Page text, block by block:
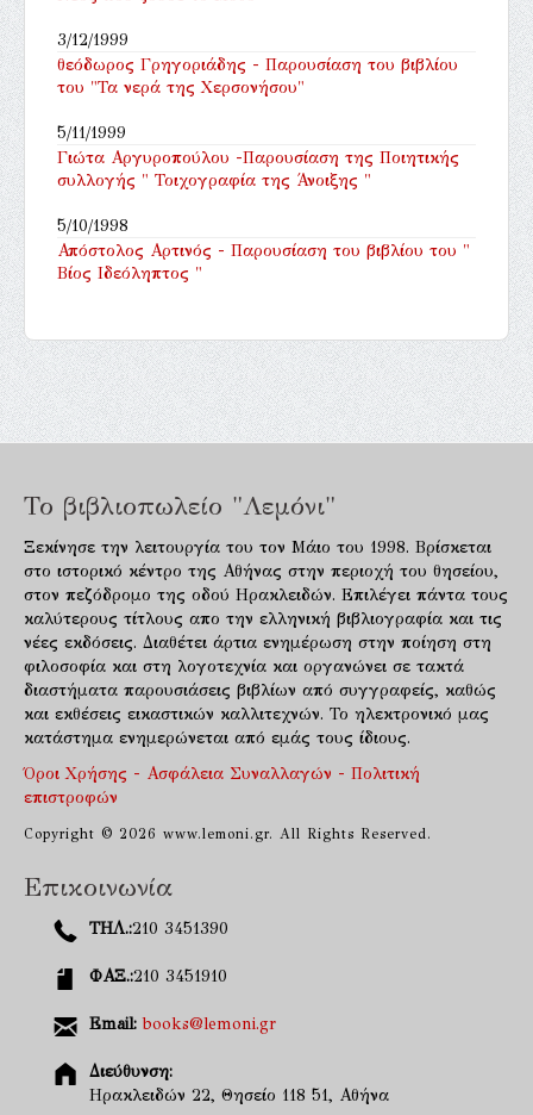
3/12/1999
θεόδωρος Γρηγοριάδης - Παρουσίαση του βιβλίου
του "Τα νερά της Χερσονήσου"
5/11/1999
Γιώτα Αργυροπούλου -Παρουσίαση της Ποιητικής
συλλογής " Τοιχογραφία της Άνοιξης "
5/10/1998
Απόστολος Αρτινός - Παρουσίαση του βιβλίου του "
Βίος Ιδεόληπτος "
Το βιβλιοπωλείο "Λεμόνι"
Ξεκίνησε την λειτουργία του τον Μάιο του 1998. Βρίσκεται
στο ιστορικό κέντρο της Αθήνας στην περιοχή του θησείου,
στον πεζόδρομο της οδού Ηρακλειδών. Επιλέγει πάντα τους
καλύτερους τίτλους απο την ελληνική βιβλιογραφία και τις
νέες εκδόσεις. Διαθέτει άρτια ενημέρωση στην ποίηση στη
φιλοσοφία και στη λογοτεχνία και οργανώνει σε τακτά
διαστήματα παρουσιάσεις βιβλίων από συγγραφείς, καθώς
και εκθέσεις εικαστικών καλλιτεχνών. Το ηλεκτρονικό μας
κατάστημα ενημερώνεται από εμάς τους ίδιους.
Όροι Χρήσης - Ασφάλεια Συναλλαγών - Πολιτική
επιστροφών
Copyright © 2026 www.lemoni.gr. All Rights Reserved.
Επικοινωνία
ΤΗΛ.:210 3451390
ΦΑΞ.:210 3451910
Email: books@lemoni.gr
Διεύθυνση:
Ηρακλειδών 22, Θησείο 118 51, Αθήνα